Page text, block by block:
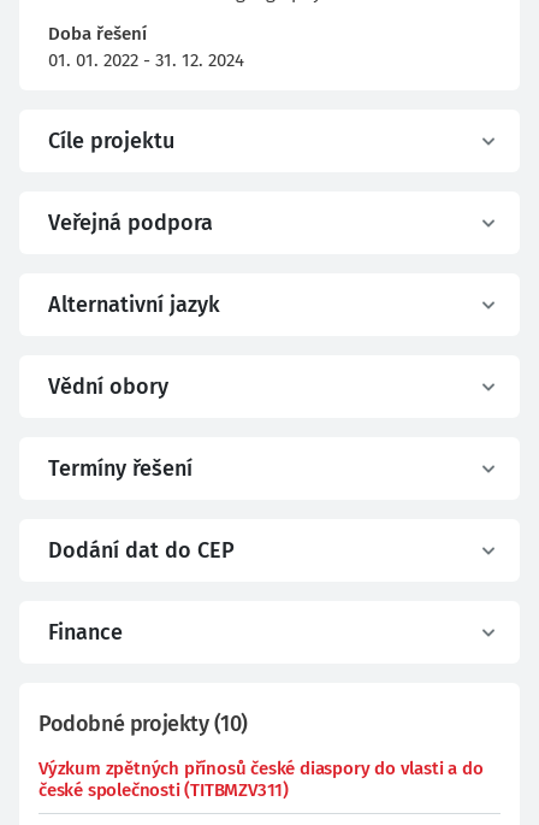
Doba řešení
01. 01. 2022 - 31. 12. 2024
Cíle projektu
Veřejná podpora
Alternativní jazyk
Vědní obory
Termíny řešení
Dodání dat do CEP
Finance
Podobné projekty(10)
Výzkum zpětných přínosů české diaspory do vlasti a do
české společnosti (TITBMZV311)